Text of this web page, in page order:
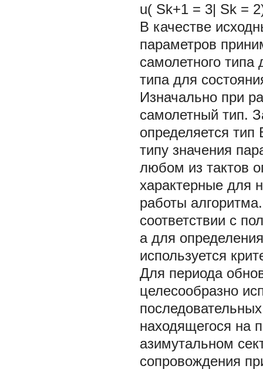
u( Sk+1 = 3| Sk =
В качестве
параметров
самолетного
типа для
Изначально при
самолетный тип.
определяется
типу значения
любом из тактов
характерные для
работы
соответствии с
а для
используется
Для периода
целесообразно
находящегося на
азимутальном
сопровождения